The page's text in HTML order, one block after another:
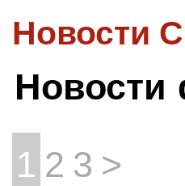
Новости
1 2 3 >